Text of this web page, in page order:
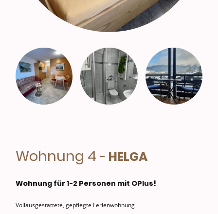
Wohnung 4 - HELGA
Wohnung für 1-2 Personen mit OPlus!
Vollausgestattete, gepflegte Ferienwohnung